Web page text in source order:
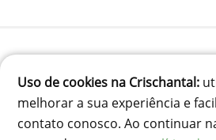
(41) 99834-
Rua Durval jungles 240 -
Uso de cookies na Crischantal:
melhorar a sua experiência e
contato conosco. Ao continuar